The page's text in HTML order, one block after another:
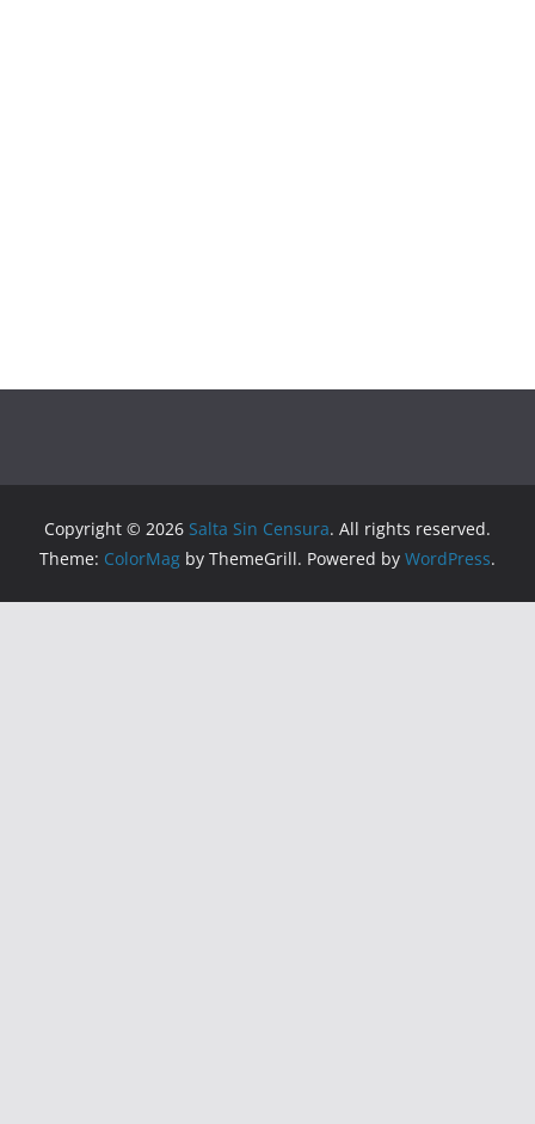
Copyright © 2026 Salta Sin Censura. All rights reserved.
Theme: ColorMag by ThemeGrill. Powered by WordPress.